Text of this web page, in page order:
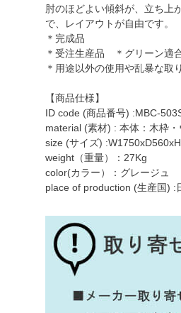
肘のほどよい傾斜が、立ち上
で、レイアウトが自由です。
＊完成品
＊受注生産品 ＊グリーン適
＊用途以外の使用や乱暴な取
【商品仕様】
ID code (商品番号) :MBC-
material (素材) : 本体：木枠
size (サイズ)
weight（重量）：27Kg
color(カラー）：グレージュ
place of production (生産国) :